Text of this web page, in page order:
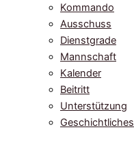
Kommando
Ausschuss
Dienstgrade
Mannschaft
Kalender
Beitritt
Unterstützung
Geschichtliches